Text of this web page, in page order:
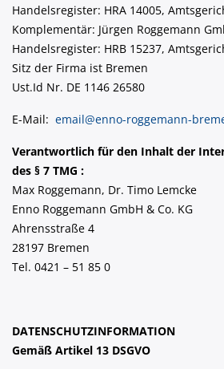
Handelsregister: HRA 14005,
Komplementär: Jürgen Roggemann
Handelsregister: HRB 15237,
Sitz der Firma ist Bremen
Ust.Id Nr. DE 1146 26580
E-Mail: email@enno-roggemann-
Verantwortlich für den Inhalt der
des § 7 TMG :
Max Roggemann, Dr. Timo Lemcke
Enno Roggemann GmbH & Co. KG
Ahrensstraße 4
28197 Bremen
Tel. 0421 – 51 85 0
DATENSCHUTZINFORMATION
Gemäß Artikel 13 DSGVO